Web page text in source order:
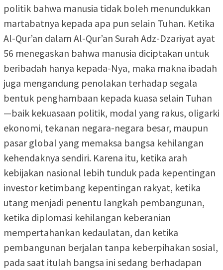
politik bahwa manusia tidak boleh menundukkan
martabatnya kepada apa pun selain Tuhan. Ketika
Al-Qur’an dalam Al-Qur’an Surah Adz-Dzariyat ayat
56 menegaskan bahwa manusia diciptakan untuk
beribadah hanya kepada-Nya, maka makna ibadah
juga mengandung penolakan terhadap segala
bentuk penghambaan kepada kuasa selain Tuhan
—baik kekuasaan politik, modal yang rakus, oligarki
ekonomi, tekanan negara-negara besar, maupun
pasar global yang memaksa bangsa kehilangan
kehendaknya sendiri. Karena itu, ketika arah
kebijakan nasional lebih tunduk pada kepentingan
investor ketimbang kepentingan rakyat, ketika
utang menjadi penentu langkah pembangunan,
ketika diplomasi kehilangan keberanian
mempertahankan kedaulatan, dan ketika
pembangunan berjalan tanpa keberpihakan sosial,
pada saat itulah bangsa ini sedang berhadapan